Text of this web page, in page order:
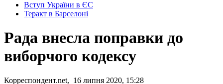
Вступ України в ЄС
Теракт в Барселоні
Рада внесла поправки до
виборчого кодексу
Корреспондент.net, 16 липня 2020, 15:28